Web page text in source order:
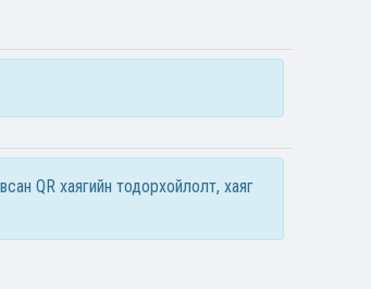
QR хаягийн тодорхойлолт, хаяг